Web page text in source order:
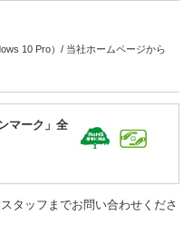
10 Pro）/ 当社ホームページから
マーク」全
タッフまでお問い合わせくださ